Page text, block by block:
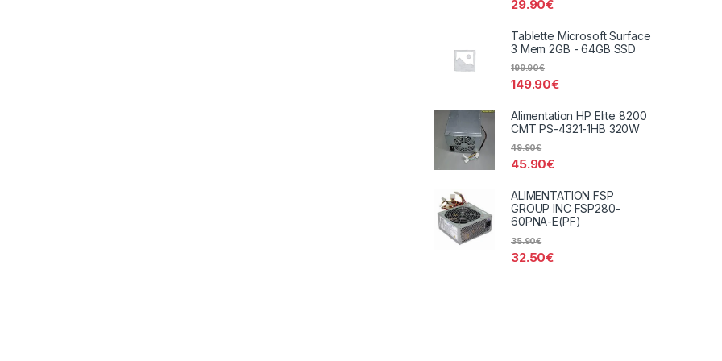
29.90€
Tablette Microsoft Surface
3 Mem 2GB - 64GB SSD
149.90€
199.90€
Alimentation HP Elite 8200
CMT PS-4321-1HB 320W
45.90€
49.90€
ALIMENTATION FSP
GROUP INC FSP280-
60PNA-E(PF)
32.50€
35.90€